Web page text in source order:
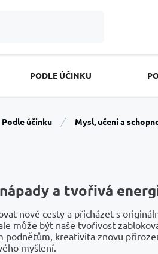
PODLE ÚČINKU
Podle účinku Mysl, učení a
a tvořivá
nové cesty a přicházet s
může být naše tvořivost
podnětům, kreativita znovu
myšlení.